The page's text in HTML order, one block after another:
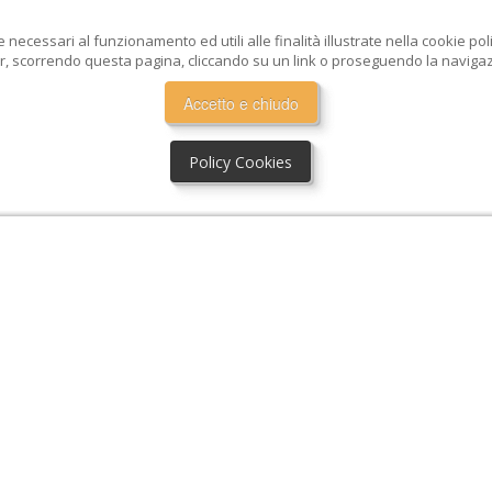
al funzionamento ed utili alle finalità illustrate nella cookie
questa pagina, cliccando su un link o proseguendo la
Accetto e chiudo
Policy Cookies